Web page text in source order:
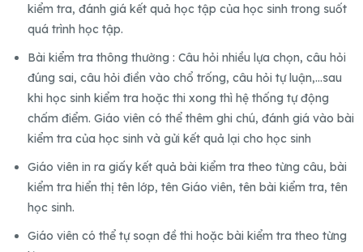
kiểm tra, đánh giá kết quả học tập của học sinh trong suốt
quá trình học tập.
Bài kiểm tra thông thường : Câu hỏi nhiều lựa chọn, câu hỏi
đúng sai, câu hỏi điền vào chổ trống, câu hỏi tự luận,…sau
khi học sinh kiểm tra hoặc thi xong thì hệ thống tự động
chấm điểm. Giáo viên có thể thêm ghi chú, đánh giá vào bài
kiểm tra của học sinh và gửi kết quả lại cho học sinh
Giáo viên in ra giấy kết quả bài kiểm tra theo từng câu, bài
kiểm tra hiển thị tên lớp, tên Giáo viên, tên bài kiểm tra, tên
học sinh.
Giáo viên có thể tự soạn đề thi hoặc bài kiểm tra theo từng